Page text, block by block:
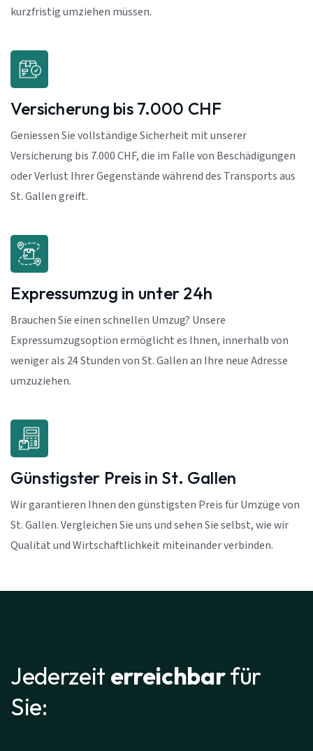
kurzfristig umziehen müssen.
Versicherung bis 7.000 CHF
Geniessen Sie vollständige Sicherheit mit unserer
Versicherung bis 7.000 CHF, die im Falle von Beschädigungen
oder Verlust Ihrer Gegenstände während des Transports aus
St. Gallen greift.
Expressumzug in unter 24h
Brauchen Sie einen schnellen Umzug? Unsere
Expressumzugsoption ermöglicht es Ihnen, innerhalb von
weniger als 24 Stunden von St. Gallen an Ihre neue Adresse
umzuziehen.
Günstigster Preis in St. Gallen
Wir garantieren Ihnen den günstigsten Preis für Umzüge von
St. Gallen. Vergleichen Sie uns und sehen Sie selbst, wie wir
Qualität und Wirtschaftlichkeit miteinander verbinden.
Jederzeit erreichbarfür
Sie: